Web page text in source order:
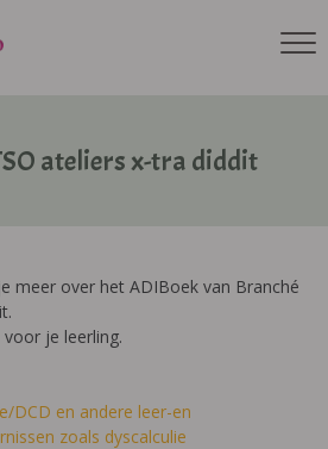
ateliers x-tra diddit
meer over het ADIBoek van Branché
je leerling.
DCD en andere leer-en
zoals dyscalculie